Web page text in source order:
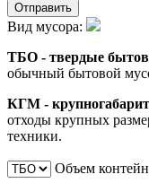
Отправить
Вид мусора:
ТБО - твердые
обычный бытовой
КГМ -
отходы крупных
техники.
Объем